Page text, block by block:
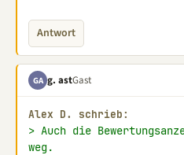
Antwort
GA g. astGast
Alex D. schrieb:
> Auch die
weg.